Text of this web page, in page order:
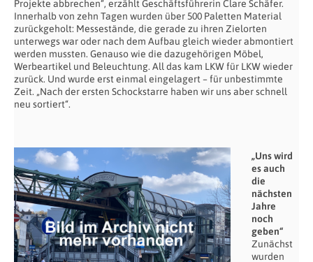
Projekte abbrechen“, erzählt Geschäftsführerin Clare Schäfer.
Innerhalb von zehn Tagen wurden über 500 Paletten Material
zurückgeholt: Messestände, die gerade zu ihren Zielorten
unterwegs war oder nach dem Aufbau gleich wieder abmontiert
werden mussten. Genauso wie die dazugehörigen Möbel,
Werbeartikel und Beleuchtung. All das kam LKW für LKW wieder
zurück. Und wurde erst einmal eingelagert – für unbestimmte
Zeit. „Nach der ersten Schockstarre haben wir uns aber schnell
neu sortiert“.
„Uns wird
es auch
die
nächsten
Jahre
noch
geben“
Zunächst
wurden